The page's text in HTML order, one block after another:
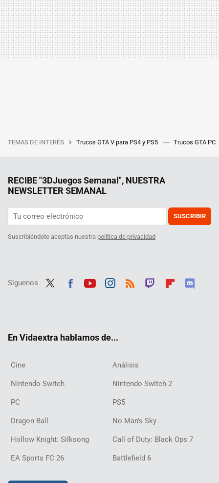
TEMAS DE INTERÉS Trucos GTA V para PS4 y PS5 Trucos GTA PC
RECIBE "3DJuegos Semanal", NUESTRA
NEWSLETTER SEMANAL
SUSCRIBIR
Suscribiéndote aceptas nuestra política de privacidad
Síguenos
En Vidaextra hablamos de...
Cine Análisis
Nintendo Switch Nintendo Switch 2
PC PS5
Dragon Ball No Man's Sky
Hollow Knight: Silksong Call of Duty: Black Ops 7
EA Sports FC 26 Battlefield 6